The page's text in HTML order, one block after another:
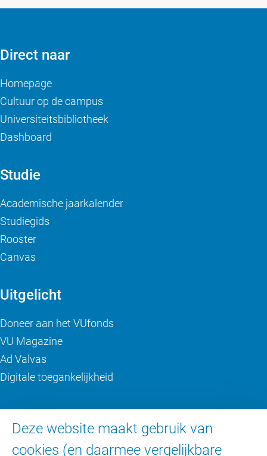
Deze website maakt gebruik van
cookies (en daarmee vergelijkbare
Direct naar
Homepage
Cultuur op de campus
Universiteitsbibliotheek
Dashboard
Studie
Academische jaarkalender
Studiegids
Rooster
Canvas
Uitgelicht
Doneer aan het VUfonds
VU Magazine
Ad Valvas
Digitale toegankelijkheid
Contact en route